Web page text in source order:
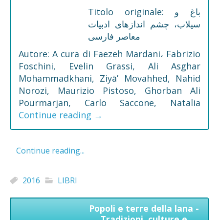
Titolo originale: باغ و
سیلاب، چشم اندازهای ادبیات
معاصر فارسی
Autore: A cura di Faezeh Mardani، Fabrizio
Foschini, Evelin Grassi, Ali Asghar
Mohammadkhani, Ziyā’ Movahhed, Nahid
Norozi, Maurizio Pistoso, Ghorban Ali
Pourmarjan, Carlo Saccone, Natalia
Continue reading →
Continue reading...
2016 LIBRI
Popoli e terre della lana -